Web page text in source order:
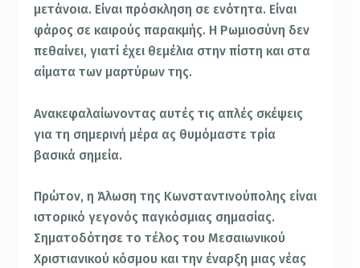
μετάνοια. Είναι πρόσκληση σε ενότητα. Είναι
φάρος σε καιρούς παρακμής. Η Ρωμιοσύνη δεν
πεθαίνει, γιατί έχει θεμέλια στην πίστη και στα
αίματα των μαρτύρων της.
Ανακεφαλαίωνοντας αυτές τις απλές σκέψεις
για τη σημερινή μέρα ας θυμόμαστε τρία
βασικά σημεία.
Πρώτον, η Άλωση της Κωνσταντινούπολης είναι
ιστορικό γεγονός παγκόσμιας σημασίας.
Σηματοδότησε το τέλος του Μεσαιωνικού
Χριστιανικού κόσμου και την έναρξη μιας νέας